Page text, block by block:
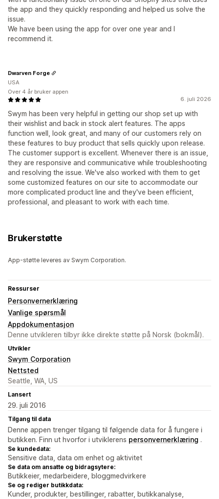
the app and they quickly responding and helped us solve the
issue.
We have been using the app for over one year and I
recommend it.
6. juli 2026
Swym has been very helpful in getting our shop set up with
their wishlist and back in stock alert features. The apps
function well, look great, and many of our customers rely on
these features to buy product that sells quickly upon release.
The customer support is excellent. Whenever there is an issue,
they are responsive and communicative while troubleshooting
and resolving the issue. We've also worked with them to get
some customized features on our site to accommodate our
more complicated product line and they've been efficient,
professional, and pleasant to work with each time.
Dwarven Forge
USA
Over 4 år bruker appen
Brukerstøtte
App-støtte leveres av Swym Corporation.
Ressurser
Personvernerklæring
Vanlige spørsmål
Appdokumentasjon
Denne utvikleren tilbyr ikke direkte støtte på Norsk (bokmål).
Utvikler
Swym Corporation
Nettsted
Seattle, WA, US
Lansert
29. juli 2016
Tilgang til data
Denne appen trenger tilgang til følgende data for å fungere i
butikken. Finn ut hvorfor i utviklerens personvernerklæring .
Se kundedata:
Sensitive data, data om enhet og aktivitet
Se data om ansatte og bidragsytere:
Butikkeier, medarbeidere, bloggmedvirkere
Se og rediger butikkdata:
Kunder, produkter, bestillinger, rabatter, butikkanalyse,